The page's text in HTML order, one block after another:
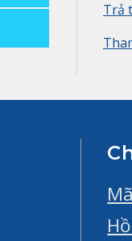
Trả